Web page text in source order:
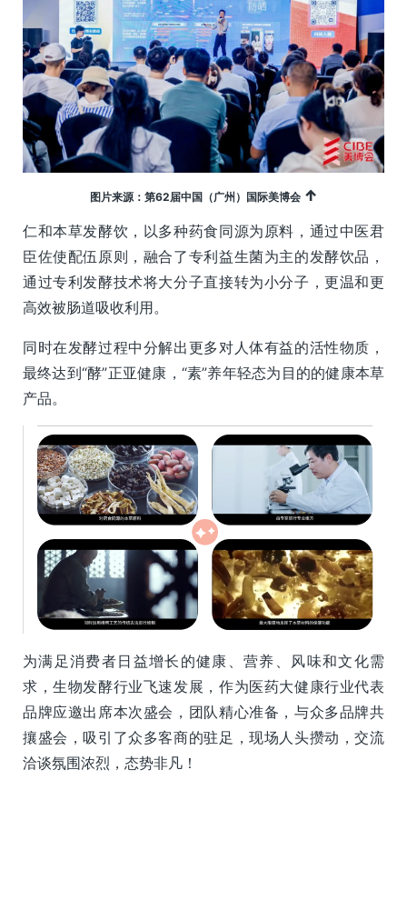
图片来源：第62届中国（广州）国际美博会 ↑
仁和本草发酵饮，以多种药食同源为原料，通过中医君
臣佐使配伍原则，融合了专利益生菌为主的发酵饮品，
通过专利发酵技术将大分子直接转为小分子，更温和更
高效被肠道吸收利用。
同时在发酵过程中分解出更多对人体有益的活性物质，
最终达到“酵”正亚健康，“素”养年轻态为目的的健康本草
产品。
为满足消费者日益增长的健康、营养、风味和文化需
求，生物发酵行业飞速发展，作为医药大健康行业代表
品牌应邀出席本次盛会，团队精心准备，与众多品牌共
攘盛会，吸引了众多客商的驻足，现场人头攒动，交流
洽谈氛围浓烈，态势非凡！